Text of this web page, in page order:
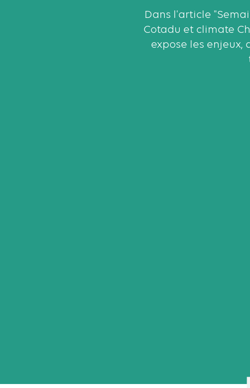
Dans l'article
Cotadu et climate
expose les enjeux,